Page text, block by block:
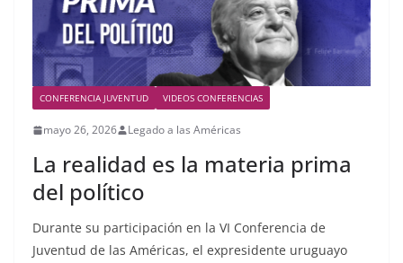
CONFERENCIA JUVENTUD VIDEOS CONFERENCIAS
mayo 26, 2026 Legado a las Américas
La realidad es la materia prima
del político
Durante su participación en la VI Conferencia de
Juventud de las Américas, el expresidente uruguayo